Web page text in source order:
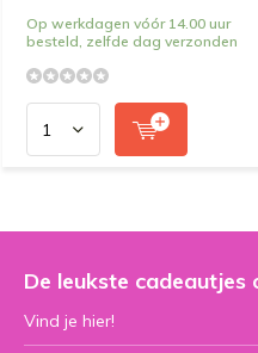
Op werkdagen vóór 14.00 uur
besteld, zelfde dag verzonden
De leukste cadeautjes
Vind je hier!